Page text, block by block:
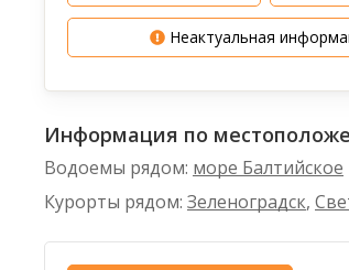
Неактуальная
Информация по
Водоемы рядом: море Балтийское
Курорты рядом: Зеленоградск,